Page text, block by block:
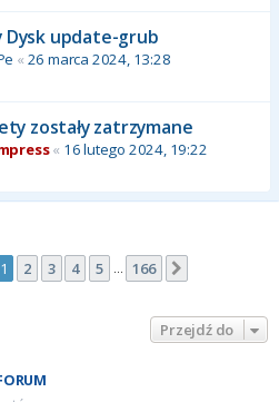
Dysk update-grub
« 26 marca 2024, 13:28
zostały zatrzymane
« 16 lutego 2024, 19:22
z166
1 2 3 4 5 … 166
Przejdź do